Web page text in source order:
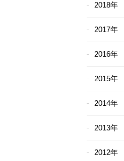
2018年
2017年
2016年
2015年
2014年
2013年
2012年